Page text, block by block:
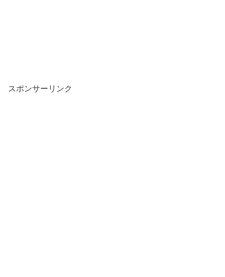
スポンサーリンク